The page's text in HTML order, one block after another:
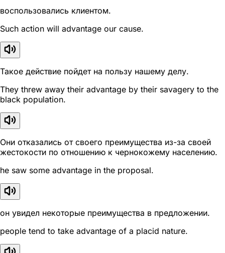
воспользовались клиентом.
Such action will advantage our cause.
Такое действие пойдет на пользу нашему делу.
They threw away their advantage by their savagery to the
black population.
Они отказались от своего преимущества из-за своей
жестокости по отношению к чернокожему населению.
he saw some advantage in the proposal.
он увидел некоторые преимущества в предложении.
people tend to take advantage of a placid nature.